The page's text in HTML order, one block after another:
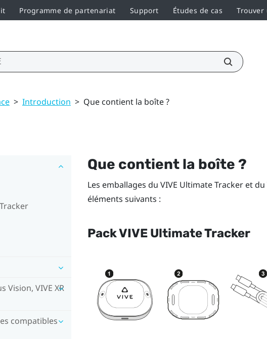
Programme de partenariat Support Études de cas Trouver
> Introduction > Que contient la boîte ?
Vision, VIVE XR
compatibles
Que contient la boîte ?
Les emballages du VIVE Ultimate Trackeret du
éléments suivants :
PackVIVE Ultimate Tracker